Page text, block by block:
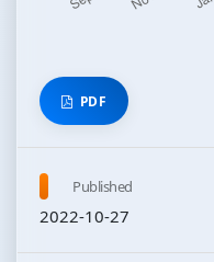
PDF
Published
2022-10-27